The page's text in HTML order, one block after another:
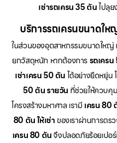
เช่ารถเครน 35 ตันไปลุ
บริการรถเครนขนาดให
ในส่วนของอุตสาหกรรมขนาดใหญ่
ยกวัสดุหนัก หากต้องการ รถเครน
เช่าเครน 50 ตัน ได้อย่างยืดหยุ่น
50 ตัน รายวัน ที่ช่วยให้ควบคุ
โครงสร้างมหาศาล เรามี เครน 80
80 ตัน ให้เช่า ของเราผ่านการตร
เครน 80 ตันจึงปลอดภัยร้อยเปอ